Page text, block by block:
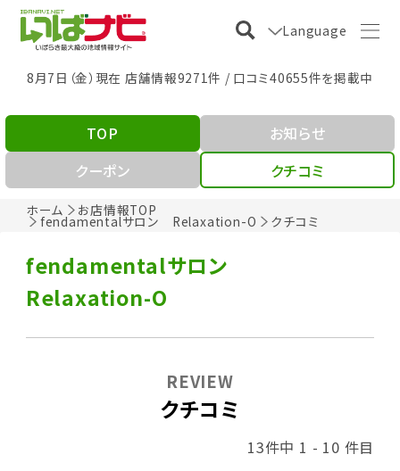
Language
8月7日（金）現在 店舗情報9271件 / 口コミ40655件を掲載中
ホーム お店情報TOP
fendamentalサロン Relaxation-O クチコミ
TOP
お知らせ
クーポン
クチコミ
fendamentalサロン
Relaxation-O
クチコミ
REVIEW
13件中 1 - 10 件目